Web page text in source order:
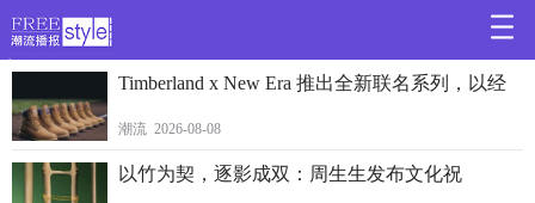
>
Timberland x New Era 推出全新联名系列，以经
潮流 2026-08-08
以竹为契，逐影成双：周生生发布文化祝